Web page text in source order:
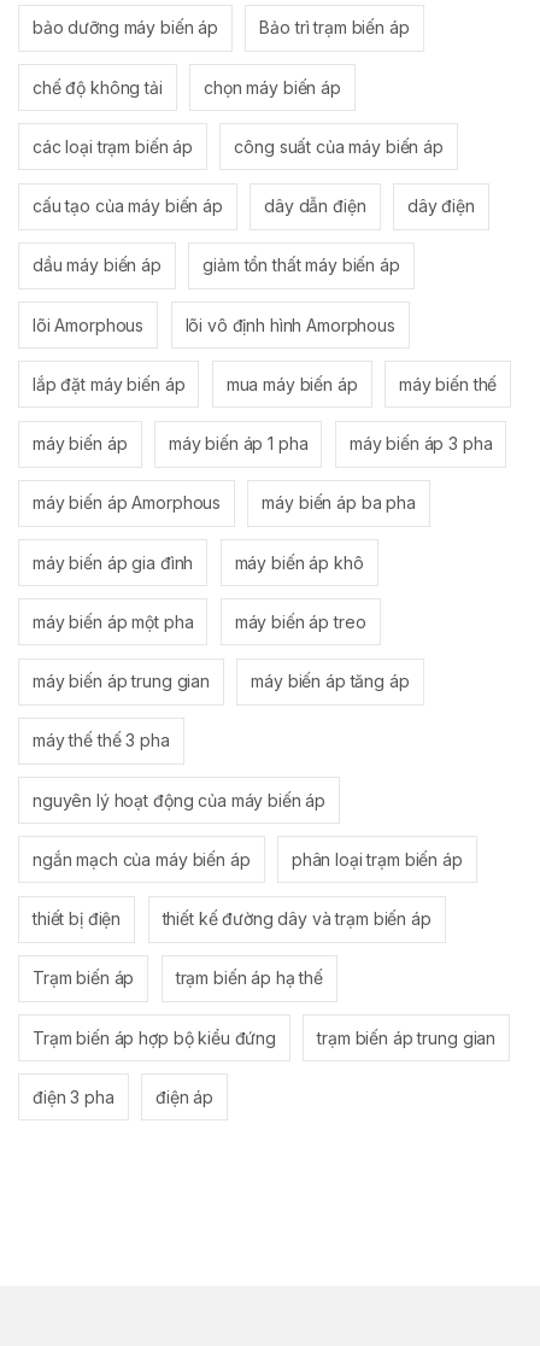
bảo dưỡng máy biến áp Bảo trì trạm biến áp
chế độ không tải chọn máy biến áp
các loại trạm biến áp công suất của máy biến áp
cấu tạo của máy biến áp dây dẫn điện dây điện
dầu máy biến áp giảm tổn thất máy biến áp
lõi Amorphous lõi vô định hình Amorphous
lắp đặt máy biến áp mua máy biến áp máy biến thế
máy biến áp máy biến áp 1 pha máy biến áp 3 pha
máy biến áp Amorphous máy biến áp ba pha
máy biến áp gia đình máy biến áp khô
máy biến áp một pha máy biến áp treo
máy biến áp trung gian máy biến áp tăng áp
máy thế thế 3 pha
nguyên lý hoạt động của máy biến áp
ngắn mạch của máy biến áp phân loại trạm biến áp
thiết bị điện thiết kế đường dây và trạm biến áp
Trạm biến áp trạm biến áp hạ thế
Trạm biến áp hợp bộ kiểu đứng trạm biến áp trung gian
điện 3 pha điện áp